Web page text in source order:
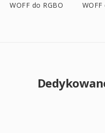
WOFF do RGBO WOFF